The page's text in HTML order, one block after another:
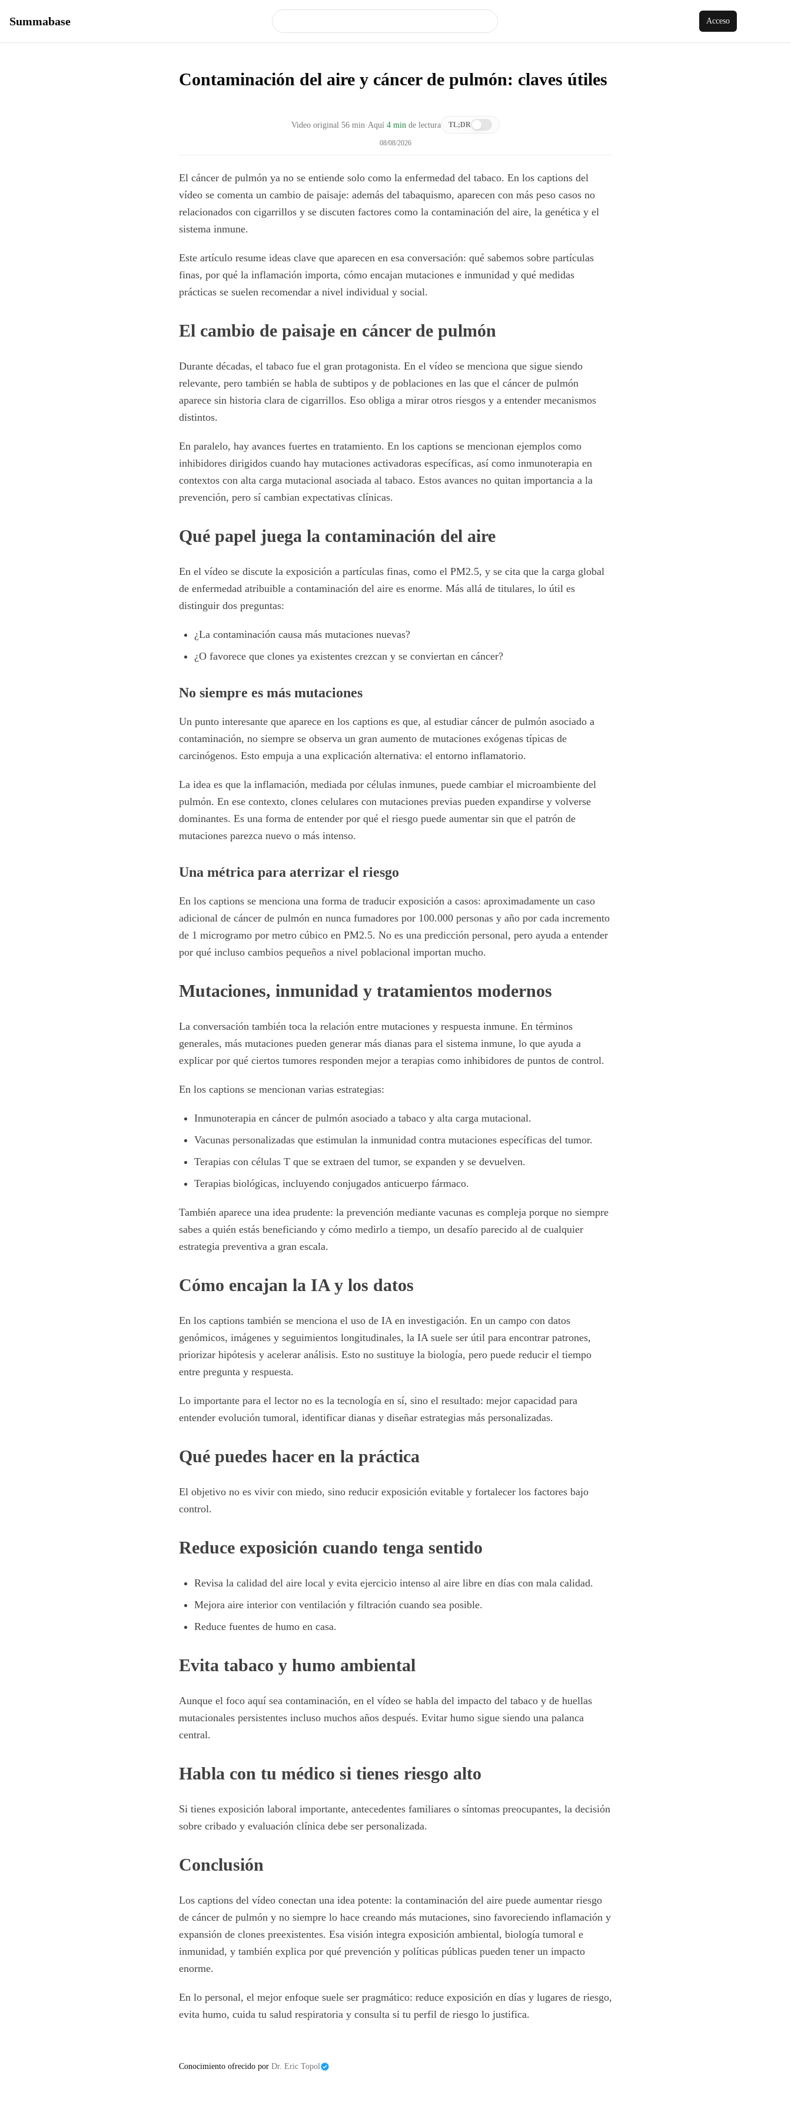
Summabase Acceso
Contaminación del aire y cáncer de pulmón: claves útiles
Video original 56 min· Aquí 4 min de lectura TL;DR
08/08/2026
El cáncer de pulmón ya no se entiende solo como la enfermedad del tabaco. En los captions del
vídeo se comenta un cambio de paisaje: además del tabaquismo, aparecen con más peso casos no
relacionados con cigarrillos y se discuten factores como la contaminación del aire, la genética y el
sistema inmune.
Este artículo resume ideas clave que aparecen en esa conversación: qué sabemos sobre partículas
finas, por qué la inflamación importa, cómo encajan mutaciones e inmunidad y qué medidas
prácticas se suelen recomendar a nivel individual y social.
El cambio de paisaje en cáncer de pulmón
Durante décadas, el tabaco fue el gran protagonista. En el vídeo se menciona que sigue siendo
relevante, pero también se habla de subtipos y de poblaciones en las que el cáncer de pulmón
aparece sin historia clara de cigarrillos. Eso obliga a mirar otros riesgos y a entender mecanismos
distintos.
En paralelo, hay avances fuertes en tratamiento. En los captions se mencionan ejemplos como
inhibidores dirigidos cuando hay mutaciones activadoras específicas, así como inmunoterapia en
contextos con alta carga mutacional asociada al tabaco. Estos avances no quitan importancia a la
prevención, pero sí cambian expectativas clínicas.
Qué papel juega la contaminación del aire
En el vídeo se discute la exposición a partículas finas, como el PM2.5, y se cita que la carga global
de enfermedad atribuible a contaminación del aire es enorme. Más allá de titulares, lo útil es
distinguir dos preguntas:
¿La contaminación causa más mutaciones nuevas?
¿O favorece que clones ya existentes crezcan y se conviertan en cáncer?
No siempre es más mutaciones
Un punto interesante que aparece en los captions es que, al estudiar cáncer de pulmón asociado a
contaminación, no siempre se observa un gran aumento de mutaciones exógenas típicas de
carcinógenos. Esto empuja a una explicación alternativa: el entorno inflamatorio.
La idea es que la inflamación, mediada por células inmunes, puede cambiar el microambiente del
pulmón. En ese contexto, clones celulares con mutaciones previas pueden expandirse y volverse
dominantes. Es una forma de entender por qué el riesgo puede aumentar sin que el patrón de
mutaciones parezca nuevo o más intenso.
Una métrica para aterrizar el riesgo
En los captions se menciona una forma de traducir exposición a casos: aproximadamente un caso
adicional de cáncer de pulmón en nunca fumadores por 100.000 personas y año por cada incremento
de 1 microgramo por metro cúbico en PM2.5. No es una predicción personal, pero ayuda a entender
por qué incluso cambios pequeños a nivel poblacional importan mucho.
Mutaciones, inmunidad y tratamientos modernos
La conversación también toca la relación entre mutaciones y respuesta inmune. En términos
generales, más mutaciones pueden generar más dianas para el sistema inmune, lo que ayuda a
explicar por qué ciertos tumores responden mejor a terapias como inhibidores de puntos de control.
En los captions se mencionan varias estrategias:
Inmunoterapia en cáncer de pulmón asociado a tabaco y alta carga mutacional.
Vacunas personalizadas que estimulan la inmunidad contra mutaciones específicas del tumor.
Terapias con células T que se extraen del tumor, se expanden y se devuelven.
Terapias biológicas, incluyendo conjugados anticuerpo fármaco.
También aparece una idea prudente: la prevención mediante vacunas es compleja porque no siempre
sabes a quién estás beneficiando y cómo medirlo a tiempo, un desafío parecido al de cualquier
estrategia preventiva a gran escala.
Cómo encajan la IA y los datos
En los captions también se menciona el uso de IA en investigación. En un campo con datos
genómicos, imágenes y seguimientos longitudinales, la IA suele ser útil para encontrar patrones,
priorizar hipótesis y acelerar análisis. Esto no sustituye la biología, pero puede reducir el tiempo
entre pregunta y respuesta.
Lo importante para el lector no es la tecnología en sí, sino el resultado: mejor capacidad para
entender evolución tumoral, identificar dianas y diseñar estrategias más personalizadas.
Qué puedes hacer en la práctica
El objetivo no es vivir con miedo, sino reducir exposición evitable y fortalecer los factores bajo
control.
Reduce exposición cuando tenga sentido
Revisa la calidad del aire local y evita ejercicio intenso al aire libre en días con mala calidad.
Mejora aire interior con ventilación y filtración cuando sea posible.
Reduce fuentes de humo en casa.
Evita tabaco y humo ambiental
Aunque el foco aquí sea contaminación, en el vídeo se habla del impacto del tabaco y de huellas
mutacionales persistentes incluso muchos años después. Evitar humo sigue siendo una palanca
central.
Habla con tu médico si tienes riesgo alto
Si tienes exposición laboral importante, antecedentes familiares o síntomas preocupantes, la decisión
sobre cribado y evaluación clínica debe ser personalizada.
Conclusión
Los captions del vídeo conectan una idea potente: la contaminación del aire puede aumentar riesgo
de cáncer de pulmón y no siempre lo hace creando más mutaciones, sino favoreciendo inflamación y
expansión de clones preexistentes. Esa visión integra exposición ambiental, biología tumoral e
inmunidad, y también explica por qué prevención y políticas públicas pueden tener un impacto
enorme.
En lo personal, el mejor enfoque suele ser pragmático: reduce exposición en días y lugares de riesgo,
evita humo, cuida tu salud respiratoria y consulta si tu perfil de riesgo lo justifica.
Conocimiento ofrecido por Dr. Eric Topol